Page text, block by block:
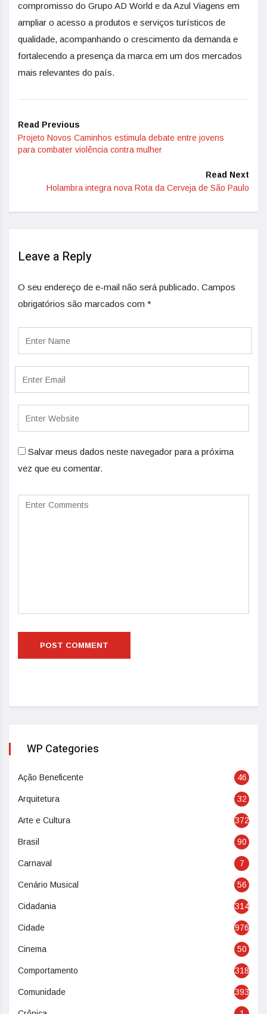
compromisso do Grupo AD World e da Azul Viagens em
ampliar o acesso a produtos e serviços turísticos de
qualidade, acompanhando o crescimento da demanda e
fortalecendo a presença da marca em um dos mercados
mais relevantes do país.
Read Previous
Projeto Novos Caminhos estimula debate entre jovens
para combater violência contra mulher
Read Next
Holambra integra nova Rota da Cerveja de São Paulo
Leave a Reply
O seu endereço de e-mail não será publicado. Campos
obrigatórios são marcados com *
Salvar meus dados neste navegador para a próxima
vez que eu comentar.
WP Categories
Ação Beneficente 46
Arquitetura 32
Arte e Cultura 372
Brasil 90
Carnaval 7
Cenário Musical 56
Cidadania 314
Cidade 976
Cinema 50
Comportamento 318
Comunidade 393